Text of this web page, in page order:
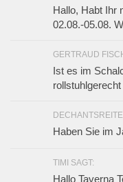
Hallo, Habt Ihr
02.08.-05.08.
GERTRAUD
Ist es im
Haben Sie im
TIMI SAGT:
Hallo Taverna